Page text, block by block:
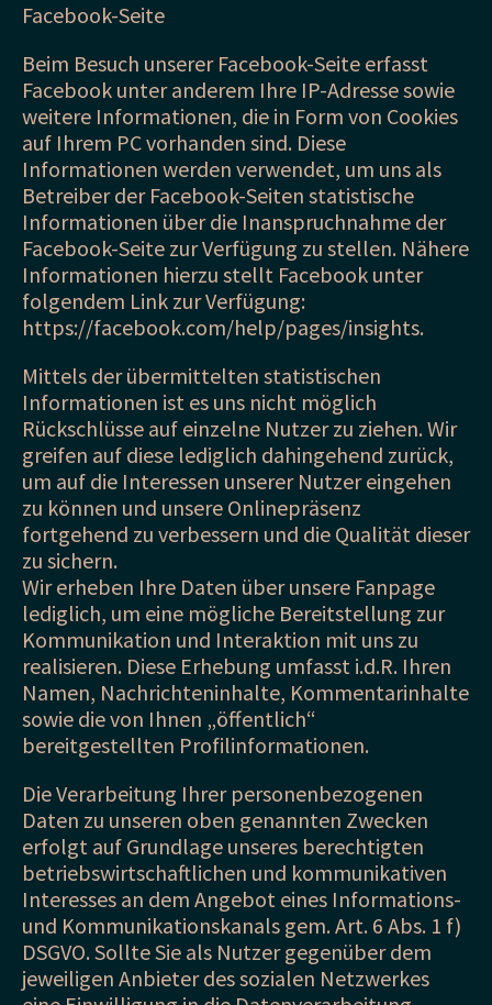
Facebook-Seite
Beim Besuch unserer Facebook-Seite erfasst
Facebook unter anderem Ihre IP-Adresse sowie
weitere Informationen, die in Form von Cookies
auf Ihrem PC vorhanden sind. Diese
Informationen werden verwendet, um uns als
Betreiber der Facebook-Seiten statistische
Informationen über die Inanspruchnahme der
Facebook-Seite zur Verfügung zu stellen. Nähere
Informationen hierzu stellt Facebook unter
folgendem Link zur Verfügung:
https://facebook.com/help/pages/insights.
Mittels der übermittelten statistischen
Informationen ist es uns nicht möglich
Rückschlüsse auf einzelne Nutzer zu ziehen. Wir
greifen auf diese lediglich dahingehend zurück,
um auf die Interessen unserer Nutzer eingehen
zu können und unsere Onlinepräsenz
fortgehend zu verbessern und die Qualität dieser
zu sichern.
Wir erheben Ihre Daten über unsere Fanpage
lediglich, um eine mögliche Bereitstellung zur
Kommunikation und Interaktion mit uns zu
realisieren. Diese Erhebung umfasst i.d.R. Ihren
Namen, Nachrichteninhalte, Kommentarinhalte
sowie die von Ihnen „öffentlich“
bereitgestellten Profilinformationen.
Die Verarbeitung Ihrer personenbezogenen
Daten zu unseren oben genannten Zwecken
erfolgt auf Grundlage unseres berechtigten
betriebswirtschaftlichen und kommunikativen
Interesses an dem Angebot eines Informations-
und Kommunikationskanals gem. Art. 6 Abs. 1 f)
DSGVO. Sollte Sie als Nutzer gegenüber dem
jeweiligen Anbieter des sozialen Netzwerkes